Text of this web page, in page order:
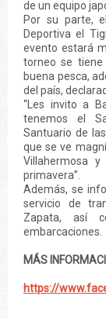
de un equipo
Por su parte,
Deportiva el
evento estará
torneo se
buena pesca,
del país,
“Les invito a
tenemos el
Santuario de
que se ve
Villahermosa
primavera”.
Además, se
servicio de
Zapata, así
embarcaciones.
MÁS
https://